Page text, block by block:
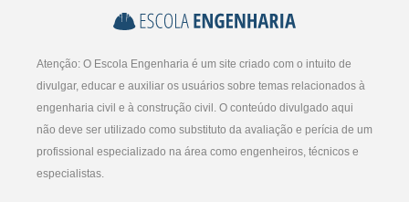
Atenção: O Escola Engenharia é um site criado com o intuito de
divulgar, educar e auxiliar os usuários sobre temas relacionados à
engenharia civil e à construção civil. O conteúdo divulgado aqui
não deve ser utilizado como substituto da avaliação e perícia de um
profissional especializado na área como engenheiros, técnicos e
especialistas.